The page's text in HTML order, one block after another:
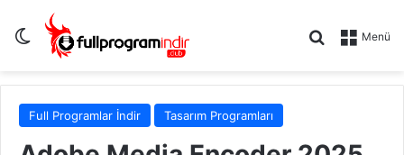
Dış görünümü değiştir Menü
Arama yap
Full Programlar İndir Tasarım Programları